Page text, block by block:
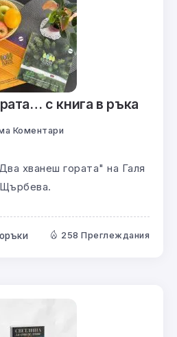
с книга в ръка
Коментари
хванеш гората" на Галя
Щърбева.
258 Преглеждания